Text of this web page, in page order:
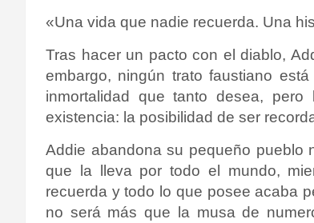
«Una vida que nadie recuerda. Una
Tras hacer un pacto con el diablo,
embargo, ningún trato faustiano
inmortalidad que tanto desea,
existencia: la posibilidad de ser
Addie abandona su pequeño pueblo
que la lleva por todo el mundo,
recuerda y todo lo que posee acaba
no será más que la musa de